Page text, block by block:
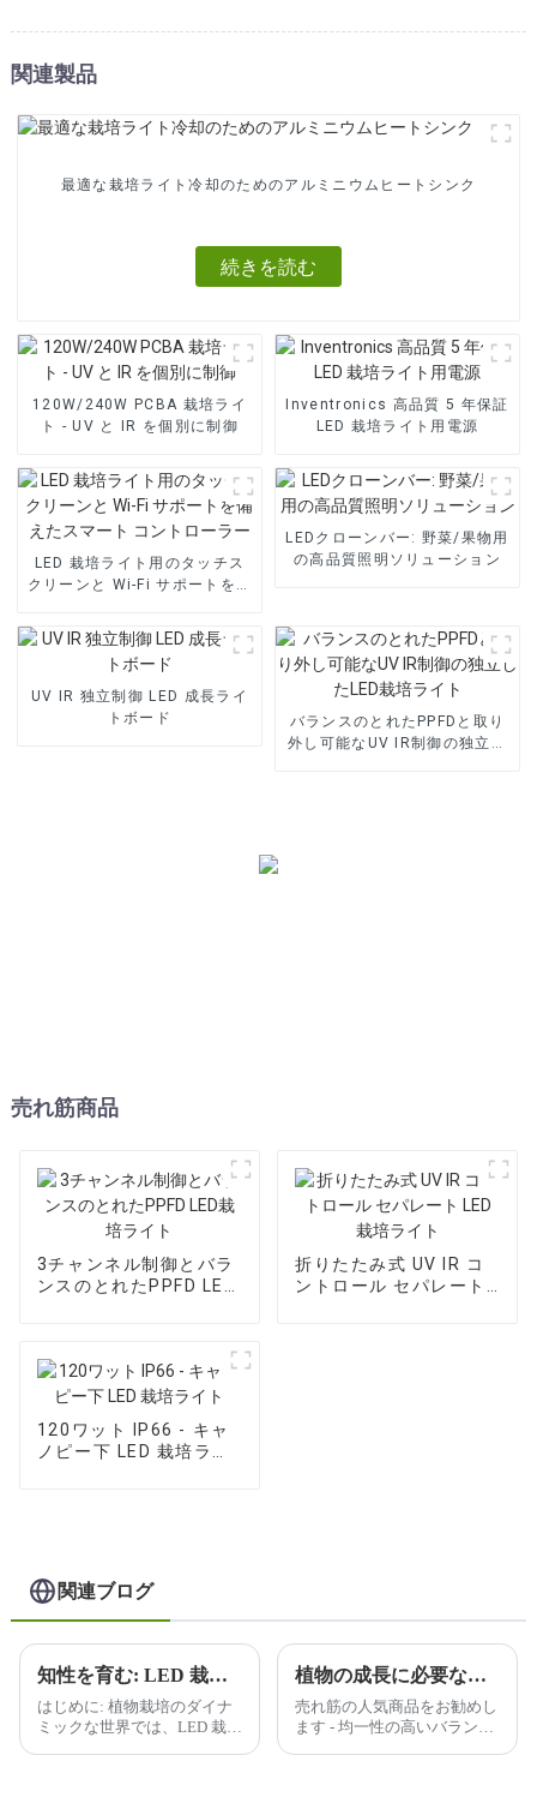
関連製品
最適な栽培ライト冷却のためのアルミニウムヒートシンク
続きを読む
120W/240W PCBA 栽培ライ
ト - UV と IR を個別に制御
Inventronics 高品質 5 年保証
LED 栽培ライト用電源
LED 栽培ライト用のタッチス
クリーンと Wi-Fi サポートを備
LEDクローンバー: 野菜/果物用
の高品質照明ソリューション
UV IR 独立制御 LED 成長ライ
トボード
バランスのとれたPPFDと取り
外し可能なUV IR制御の独立し
売れ筋商品
3チャンネル制御とバラ
ンスのとれたPPFD LED
折りたたみ式 UV IR コ
ントロール セパレート
120ワット IP66 - キャ
ノピー下 LED 栽培ライ
関連ブログ
知性を育む: LED 栽培ライトで未来を照らす
はじめに: 植物栽培のダイナ
ミックな世界では、LED 栽培
植物の成長に必要な光の波長をどのように判断しますか?
売れ筋の人気商品をお勧めし
ます - 均一性の高いバランス